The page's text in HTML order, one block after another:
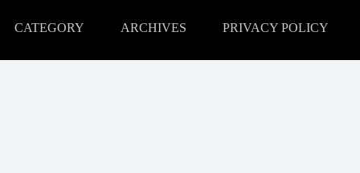
CATEGORY ARCHIVES PRIVACY POLICY